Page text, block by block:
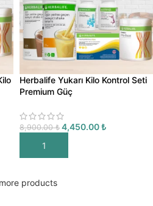
Herbalife Yukarı Kilo Kontrol Seti
Premium Güç
8,900.00₺ 4,450.00₺
SEPETE EKLE
products